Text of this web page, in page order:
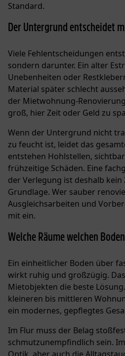
Standard.
Der Untergrund entscheidet
Viele Fehlentscheidungen
sondern darunter. Ein alter
Unebenheiten oder
Material später schlecht
der Mietwohnung-
groß, hier Zeit oder Geld zu
Wenn der Untergrund nicht
zu feucht ist, leidet das
entstehen Hohlstellen,
frühzeitige Schäden. Eine
der Verlegung ist deshalb kein
Grundlage. Wer sauber
Ausgleichsarbeiten und
mit ein.
Welche Räume welchen
Ein einheitlicher Boden über
wirkt ruhig und großzügig.
Mietobjekten die beste
kleineren bis mittleren
ein modernes, gepflegtes
Im Flur muss der Belag
schmutzunempfindlich sein.